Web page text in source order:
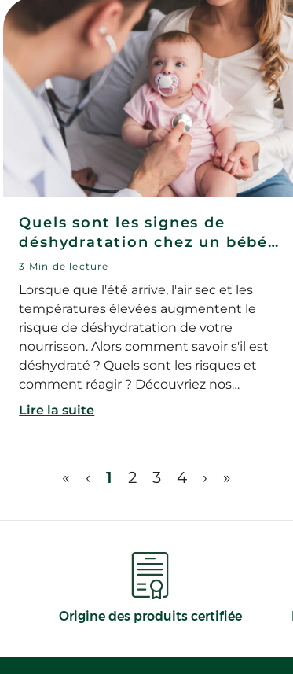
Quels sont les signes de
déshydratation chez un bébé
et comment les prévenir ?
3 Min de lecture
Lorsque que l'été arrive, l'air sec et les
températures élevées augmentent le
risque de déshydratation de votre
nourrisson. Alors comment savoir s'il est
déshydraté ? Quels sont les risques et
comment réagir ? Découvriez nos
conseils pour éviter la déshydratation et
Lire la suite
« ‹ 1 2 3 4 › »
Origine des produits certifiée